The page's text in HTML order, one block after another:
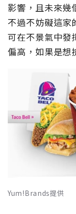
影響，且未來幾
不過不妨礙這家
可在不景氣中發
偏高，如果是想
Yum!Brands提供